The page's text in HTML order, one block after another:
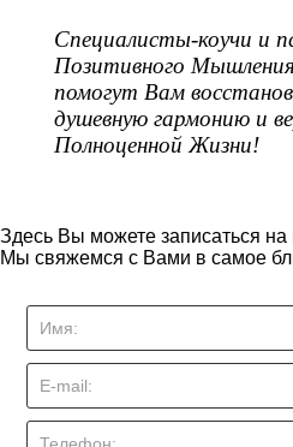
Специалисты-коучи и
Позитивного
помогут Вам
душевную гармонию и
Полноценной Жизни!
Здесь Вы можете записаться
Мы свяжемся с Вами в самое